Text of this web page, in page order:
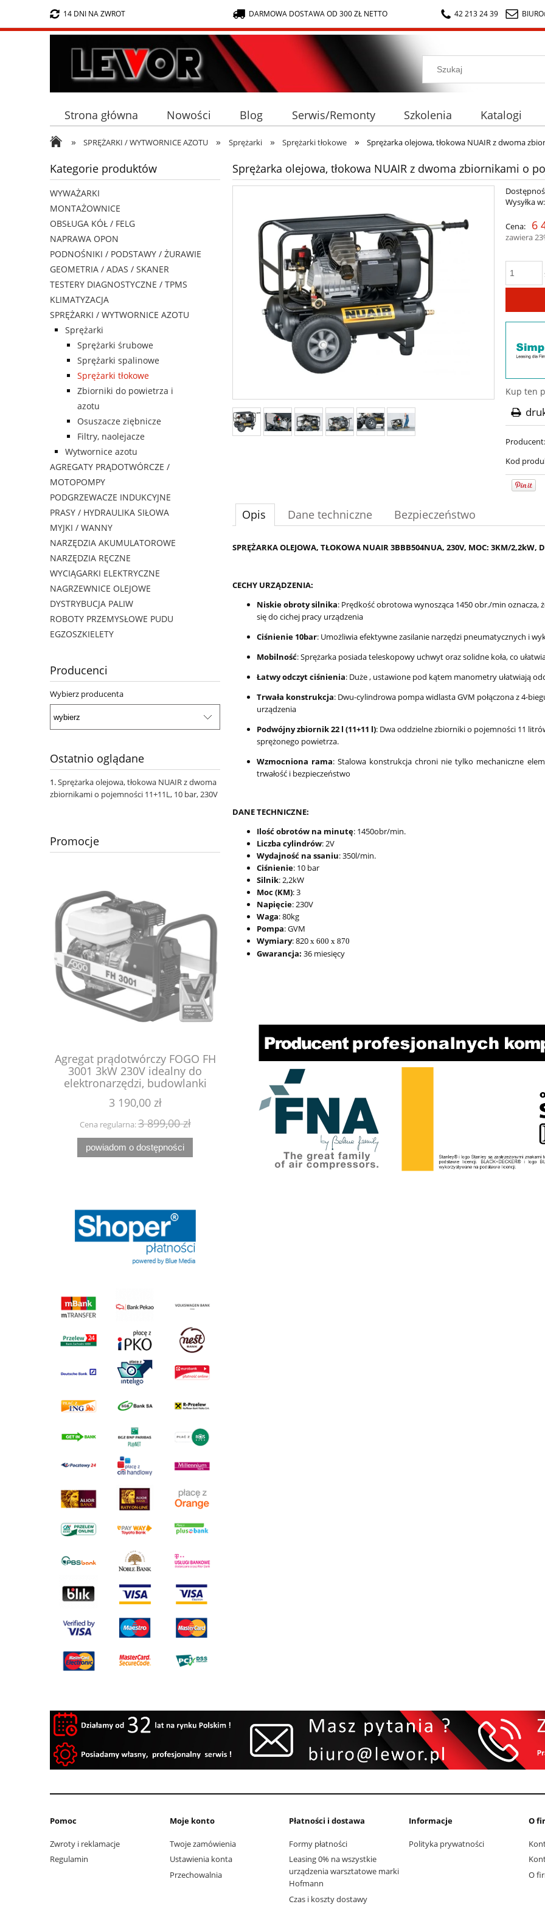
14 DNI NA ZWROT DARMOWA DOSTAWA OD 300 ZŁ NETTO 42 213 24 39
Strona główna Nowości Blog Serwis/Remonty Szkolenia Katalogi
» SPRĘŻARKI / WYTWORNICE AZOTU » Sprężarki » Sprężarki tłokowe » Sprężarka olejowa, tłokowa NUAIR z dwoma
Kategorie produktów
WYWAŻARKI
MONTAŻOWNICE
OBSŁUGA KÓŁ / FELG
NAPRAWA OPON
PODNOŚNIKI / PODSTAWY / ŻURAWIE
GEOMETRIA / ADAS / SKANER
TESTERY DIAGNOSTYCZNE / TPMS
KLIMATYZACJA
SPRĘŻARKI / WYTWORNICE AZOTU
Sprężarki
Sprężarki śrubowe
Sprężarki spalinowe
Sprężarki tłokowe
Zbiorniki do powietrza i
azotu
Osuszacze ziębnicze
Filtry, naolejacze
Wytwornice azotu
AGREGATY PRĄDOTWÓRCZE /
MOTOPOMPY
PODGRZEWACZE INDUKCYJNE
PRASY / HYDRAULIKA SIŁOWA
MYJKI / WANNY
NARZĘDZIA AKUMULATOROWE
NARZĘDZIA RĘCZNE
WYCIĄGARKI ELEKTRYCZNE
NAGRZEWNICE OLEJOWE
DYSTRYBUCJA PALIW
ROBOTY PRZEMYSŁOWE PUDU
EGZOSZKIELETY
Producenci
Wybierz producenta
Ostatnio oglądane
Sprężarka olejowa, tłokowa NUAIR z dwoma
zbiornikami o pojemności 11+11L, 10 bar, 230V
Promocje
FOGO FH
230V idealny do
budowlanki
3 899,00 zł
o dostępności
Wyciągarka elektryczna X-BULL
HRW2500A 12V 2500lb 1,1 tony
lina stalowa 15 metrów
Cena regularna:
Nożyki R1 (3-5mm) do nacinarki
do opon PSO PS-15
27,49 zł
Cena regularna:
do koszyka
Automat do
1
Cena
do
Sprężarka olejowa, tłokowa NUAIR z dwoma zbiornikami o
Wysyłka w:
Cena: 6
zawiera
Kup ten
Producent:
Kod
Opis Dane techniczne Bezpieczeństwo
SPRĘŻARKA OLEJOWA, TŁOKOWA NUAIR 3BBB504NUA, 230V, MOC: 3KM/2,2kW,
CECHY URZĄDZENIA:
Niskie obroty silnika: Prędkość obrotowa wynosząca 1450 obr./min
się do cichej pracy urządzenia
Ciśnienie 10bar: Umożliwia efektywne zasilanie narzędzi pneumatycznych i
Mobilność: Sprężarka posiada teleskopowy uchwyt oraz solidne koła, co
Łatwy odczyt ciśnienia: Duże , ustawione pod kątem manometry ułatwiają
Trwała konstrukcja: Dwu-cylindrowa pompa widlasta GVM połączona z 4-
urządzenia
Podwójny zbiornik 22 l (11+11 l): Dwa oddzielne zbiorniki o pojemności 11
sprężonego powietrza.
Wzmocniona rama: Stalowa konstrukcja chroni nie tylko mechaniczne
trwałość i bezpieczeństwo
DANE TECHNICZNE:
Ilość obrotów na minutę: 1450obr/min.
Liczba cylindrów: 2V
Wydajność na ssaniu: 350l/min.
Ciśnienie: 10 bar
Silnik: 2,2kW
Moc (KM): 3
Napięcie: 230V
Waga: 80kg
Pompa: GVM
Wymiary: 820 x 600 x 870
Gwarancja: 36 miesięcy
Pomoc
Zwroty i reklamacje
Regulamin
Moje konto
Twoje zamówienia
Ustawienia konta
Przechowalnia
Płatności i dostawa
Formy płatności
Leasing 0% na wszystkie
urządzenia warsztatowe marki
Hofmann
Czas i koszty dostawy
Informacje
Polityka prywatności
O
O